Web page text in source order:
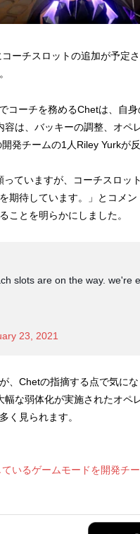
ーチスロットの追加が予定
コーチを務めるChetは、自
は、バッキーの調整、オペ
発チームの1人Riley Yurkが反
ていますが、コーチスロッ
期待しています。」とコメ
ことを明らかにしました。
slots are on the way. we're
23, 2021
、Chetの指摘する点で気に
な弱体化が実施されたオペ
く見られます。
いるゲームモードを開発チ